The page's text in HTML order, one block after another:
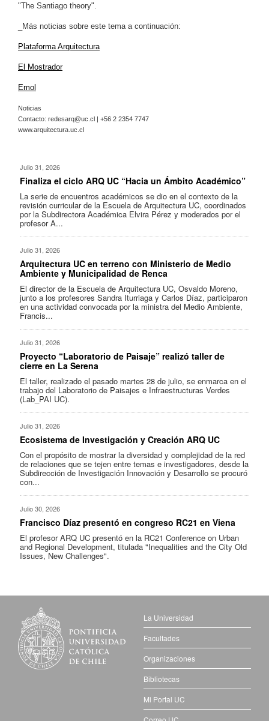
"The Santiago theory".
_Más noticias sobre este tema a continuación:
Plataforma Arquitectura
El Mostrador
Emol
Noticias
Contacto: redesarq@uc.cl | +56 2 2354 7747
www.arquitectura.uc.cl
Julio 31, 2026
Finaliza el ciclo ARQ UC “Hacia un Ámbito Académico”
La serie de encuentros académicos se dio en el contexto de la
revisión curricular de la Escuela de Arquitectura UC, coordinados
por la Subdirectora Académica Elvira Pérez y moderados por el
profesor A...
Julio 31, 2026
Arquitectura UC en terreno con Ministerio de Medio
Ambiente y Municipalidad de Renca
El director de la Escuela de Arquitectura UC, Osvaldo Moreno,
junto a los profesores Sandra Iturriaga y Carlos Díaz, participaron
en una actividad convocada por la ministra del Medio Ambiente,
Francis...
Julio 31, 2026
Proyecto “Laboratorio de Paisaje” realizó taller de
cierre en La Serena
El taller, realizado el pasado martes 28 de julio, se enmarca en el
trabajo del Laboratorio de Paisajes e Infraestructuras Verdes
(Lab_PAI UC).
Julio 31, 2026
Ecosistema de Investigación y Creación ARQ UC
Con el propósito de mostrar la diversidad y complejidad de la red
de relaciones que se tejen entre temas e investigadores, desde la
Subdirección de Investigación Innovación y Desarrollo se procuró
con...
Julio 30, 2026
Francisco Díaz presentó en congreso RC21 en Viena
El profesor ARQ UC presentó en la RC21 Conference on Urban
and Regional Development, titulada "Inequalities and the City Old
Issues, New Challenges".
La Universidad
Facultades
Organizaciones
Bibliotecas
Mi Portal UC